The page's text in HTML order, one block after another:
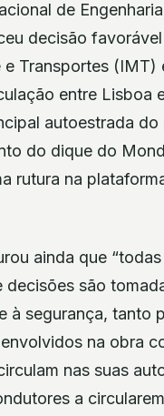
de
decisão
Transportes (IMT)
entre Lisboa
autoestrada do
do dique do
rutura na
ainda que
decisões são
à segurança, tanto
na obra
nas suas
a